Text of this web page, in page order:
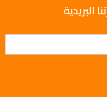
البريدية